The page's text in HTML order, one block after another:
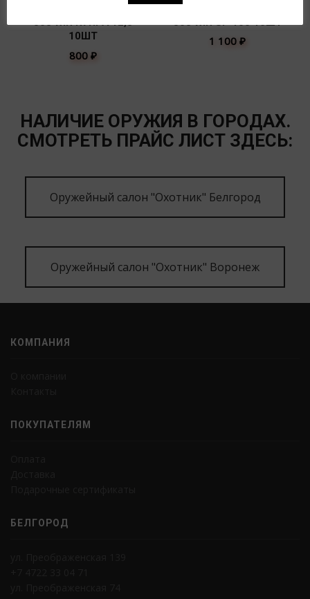
308 WIN КУПРА 12,8
10ШТ
800 ₽
308 WIN SP 150 10ШТ
1 100 ₽
НАЛИЧИЕ ОРУЖИЯ В ГОРОДАХ.
СМОТРЕТЬ ПРАЙС ЛИСТ ЗДЕСЬ:
Оружейный салон "Охотник" Белгород
Оружейный салон "Охотник" Воронеж
КОМПАНИЯ
ПОКУПАТЕЛЯМ
БЕЛГОРОД